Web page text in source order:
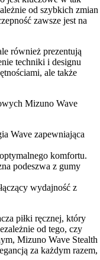
od szybkich zmian
zawsze jest na
również prezentują
techniki i designu
ale także
Mizuno Wave
Wave zapewniająca
komfortu.
podeszwa z gumy
wydajność z
piłki ręcznej, który
od tego, czy
Mizuno Wave Stealth
za każdym razem,